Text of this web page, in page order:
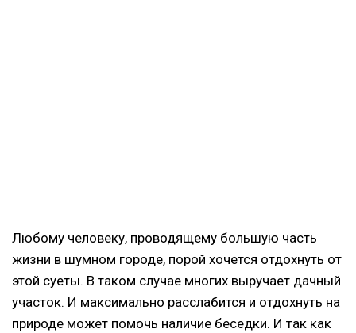
Любому человеку, проводящему большую часть
жизни в шумном городе, порой хочется отдохнуть от
этой суеты. В таком случае многих выручает дачный
участок. И максимально расслабится и отдохнуть на
природе может помочь наличие беседки. И так как